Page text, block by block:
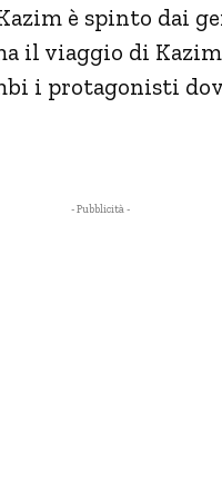
è spinto dai
il viaggio di Kazim
i protagonisti
- Pubblicità -